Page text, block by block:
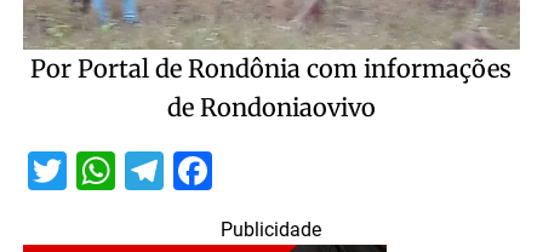
Por Portal de Rondônia com informações
de Rondoniaovivo
TwitterWhatsApp
Telegram
Publicidade